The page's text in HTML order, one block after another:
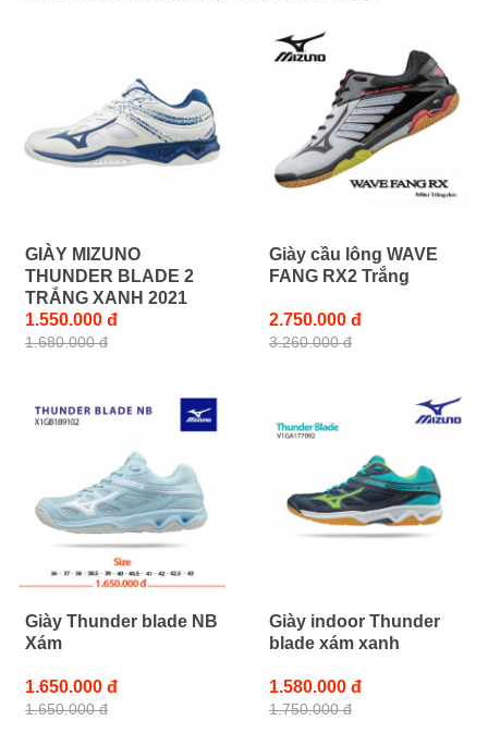
GIÀY MIZUNO
THUNDER BLADE 2
TRẮNG XANH 2021
1.550.000 đ
1.680.000 đ
Giày cầu lông WAVE
FANG RX2 Trắng
2.750.000 đ
3.260.000 đ
Giày Thunder blade NB
Xám
1.650.000 đ
1.650.000 đ
Giày indoor Thunder
blade xám xanh
1.580.000 đ
1.750.000 đ